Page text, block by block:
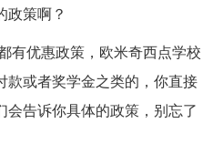
政策啊？
有优惠政策，欧米奇西点学校
款或者奖学金之类的，你直接
会告诉你具体的政策，别忘了